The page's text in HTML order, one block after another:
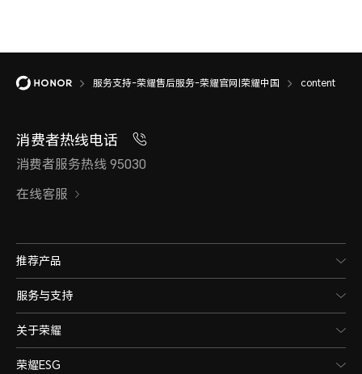
服务支持-荣耀售后服务-荣耀官网|荣耀中国 content
消费者热线电话
消费者服务热线 95030
在线客服
推荐产品
服务与支持
关于荣耀
荣耀ESG